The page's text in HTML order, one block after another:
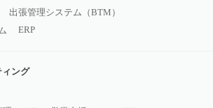
出張管理システム（BTM）
ERP
ィング